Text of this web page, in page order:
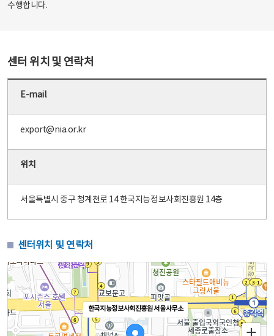
수행합니다.
센터 위치 및 연락처
E-mail
export@nia.or.kr
위치
서울특별시 중구 청계천로 14 한국지능정보사회진흥원 14층
센터위치 및 연락처
한국지능정보사회진흥원 서울사무소